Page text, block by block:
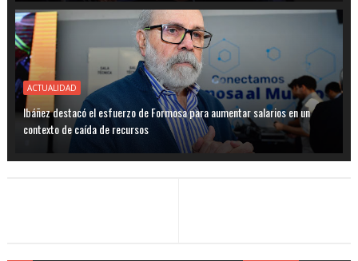
ACTUALIDAD
Ibáñez destacó el esfuerzo de Formosa para aumentar salarios en un
contexto de caída de recursos